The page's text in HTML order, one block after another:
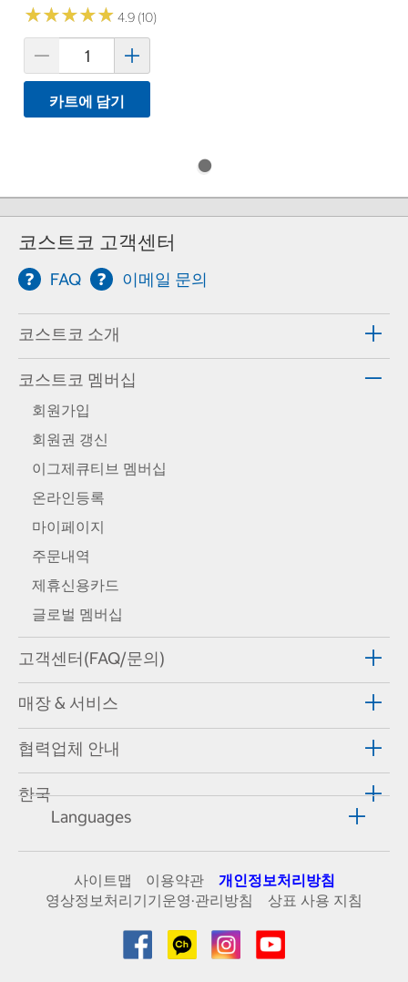
★★★★★
★★★★★ 4.9 (10)
카트에 담기
코스트코 고객센터
FAQ 이메일 문의
코스트코 소개
코스트코 멤버십
회원가입
회원권 갱신
이그제큐티브 멤버십
온라인등록
마이페이지
주문내역
제휴신용카드
글로벌 멤버십
고객센터(FAQ/문의)
매장 & 서비스
협력업체 안내
한국
Languages
사이트맵 이용약관
개인정보처리방침
영상정보처리기기운영·관리방침
상표 사용 지침